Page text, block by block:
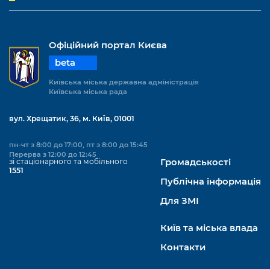
Офіційний портал Києва
beta
Київська міська державна адміністрація
Київська міська рада
вул. Хрещатик, 36, м. Київ, 01001
пн-чт з 8:00 до 17:00, пт з 8:00 до 15:45
Перерва з 12:00 до 12:45
зі стаціонарного та мобільного
1551
Громадськості
Публічна інформація
Для ЗМІ
Київ та міська влада
Контакти